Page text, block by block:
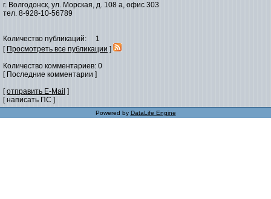
г. Волгодонск, ул. Морская, д. 108 а, офис 303
тел. 8-928-10-56789
Количество публикаций: 1
[ Просмотреть все публикации ]
Количество комментариев: 0
[ Последние комментарии ]
[отправить E-Mail ]
[ написать ПС ]
Powered by DataLife Engine